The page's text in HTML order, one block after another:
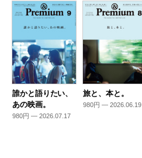
誰かと語りたい、
あの映画。
980円 — 2026.07.17
旅と、本と。
980円 — 2026.06.19